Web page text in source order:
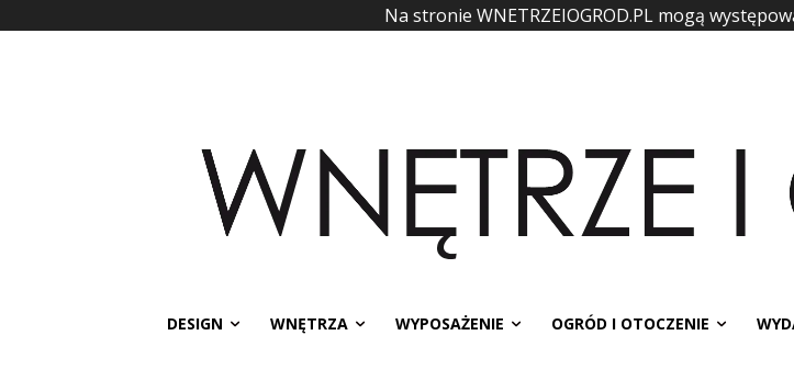
Na stronie WNETRZEIOGROD.PL mogą
DESIGN WNĘTRZA WYPOSAŻENIE OGRÓD I OTOCZENIE